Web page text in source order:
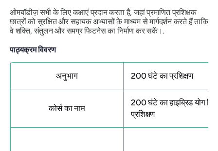
ओमबॉडीज़ सभी के लिए कक्षाएं प्रदान करता है, जहां प्रमाणित प्रशिक्षक
छात्रों को सुरक्षित और सहायक अभ्यासों के माध्यम से मार्गदर्शन करते हैं ताकि
वे शक्ति, संतुलन और समग्र फिटनेस का निर्माण कर सकें।.
पाठ्यक्रम विवरण
अनुभाग 200 घंटे का प्रशिक्षण
कोर्स का नाम
200 घंटे का हाइब्रिड योग
प्रशिक्षण